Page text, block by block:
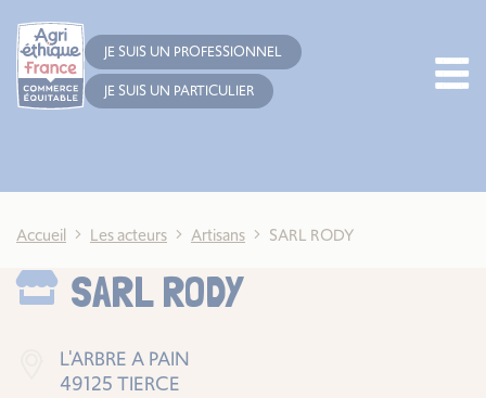
JE SUIS UN PROFESSIONNEL
JE SUIS UN PARTICULIER
Accueil Les acteurs Artisans SARL RODY
SARL RODY
L'ARBRE A PAIN
49125 TIERCE